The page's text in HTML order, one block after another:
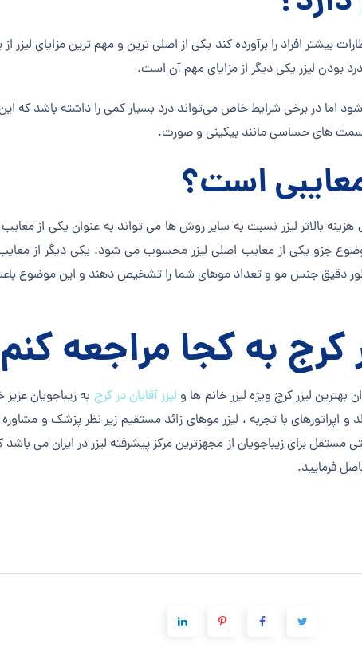
بیشتر افراد را برآورده کند یکی از اصلی ترین و مهم ترین مزایای
بودن لیزر یکی دیگر از مزایای مهم آن است.
می‌شود اما در برخی شرایط خاص می‌تواند درد بسیار کمی را داشته باشد
های حساسی مانند بیکینی و صورت.
است؟
هزینه بالاتر لیزر نسبت به سایر روش ها می تواند به عنوان یکی از
موضوع جزو یکی از معایب اصلی لیزر محسوب می شود. یکی دیگر از
دقیق جنس مو و تعداد موهای شما را تشخیص دهند و این موضوع باعث
کرج به کجا مراجعه
لیزر کرج ویژه لیزر خانم ها و لیزر آقایان در کرج به زیباجویان
اپراتورهای با تجربه ، لیزر موهای زائد مستقیم زیر نظر پزشک و
برای زیباجویان از مجهزترین مرکز پیشرفته لیزر در ایران می باشد